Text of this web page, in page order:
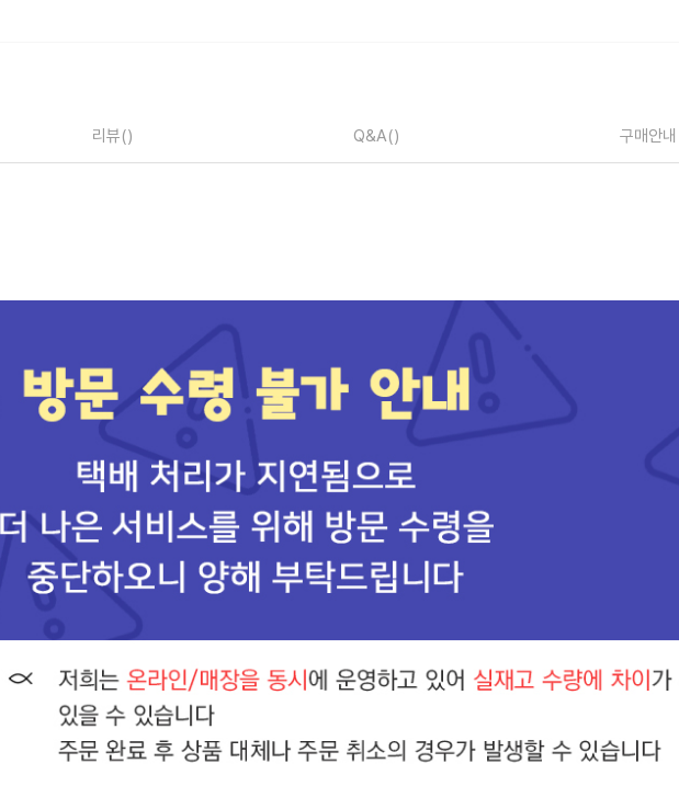
리뷰() Q&A() 구매안내